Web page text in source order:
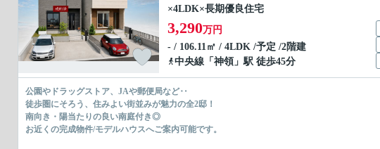
×4LDK×長期優良住宅
3,290万円
- / 106.11㎡ / 4LDK /予定 /2階建
中央線 「 神領 」駅 徒歩45分
公園やドラッグストア、JAや郵便局など‥
徒歩圏にそろう、住みよい街並みが魅力の全2邸！
南向き・陽当たりの良い南庭付き◎
お近くの完成物件/モデルハウスへご案内可能です。